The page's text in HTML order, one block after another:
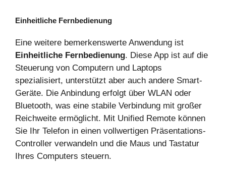
Einheitliche Fernbedienung
Eine weitere bemerkenswerte Anwendung ist
Einheitliche Fernbedienung. Diese App ist auf die
Steuerung von Computern und Laptops
spezialisiert, unterstützt aber auch andere Smart-
Geräte. Die Anbindung erfolgt über WLAN oder
Bluetooth, was eine stabile Verbindung mit großer
Reichweite ermöglicht. Mit Unified Remote können
Sie Ihr Telefon in einen vollwertigen Präsentations-
Controller verwandeln und die Maus und Tastatur
Ihres Computers steuern.